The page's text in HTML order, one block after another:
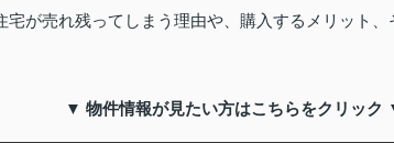
宅が売れ残ってしまう理由や、購入するメリット
▼ 物件情報が見たい方はこちらをクリック